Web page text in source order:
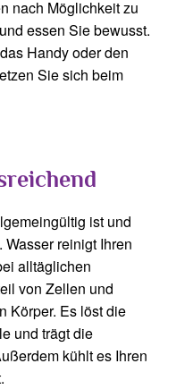
nach Möglichkeit zu
essen Sie bewusst.
Handy oder den
Sie sich beim
ist und
reinigt Ihren
alltäglichen
von Zellen und
Körper. Es löst die
und trägt die
kühlt es Ihren